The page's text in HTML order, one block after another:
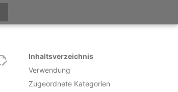
Inhaltsverzeichnis
Verwendung
Zugeordnete Kategorien